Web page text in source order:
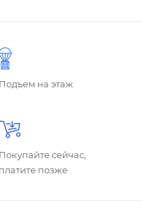
Подъем на этаж
Покупайте сейчас,
платите позже